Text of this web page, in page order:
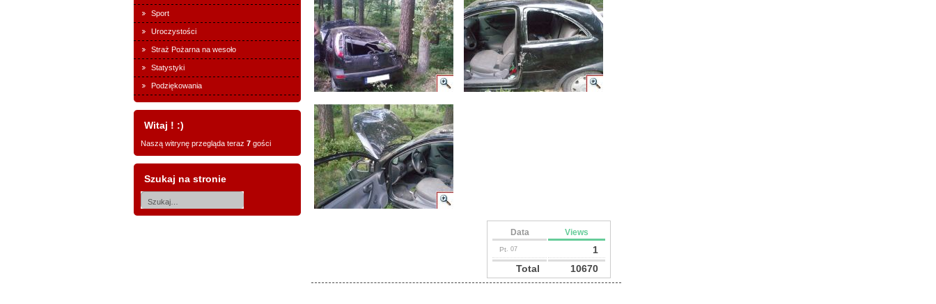
Sport
Uroczystości
Straż Pożarna na wesoło
Statystyki
Podziękowania
Witaj ! :)
Naszą witrynę przegląda teraz 7 gości
Szukaj na stronie
Data Views
Total 10670
Pt. 07 1